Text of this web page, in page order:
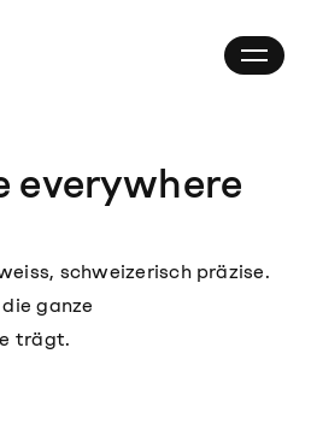
everywhere
schweizerisch präzise.
ganze
trägt.